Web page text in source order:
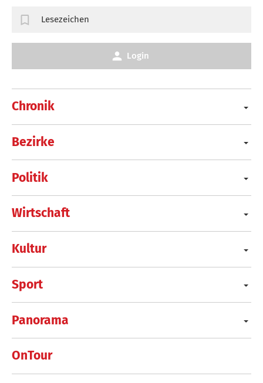
Chronik
Bezirke
Politik
Wirtschaft
Kultur
Sport
Panorama
OnTour
Lesezeichen
Login